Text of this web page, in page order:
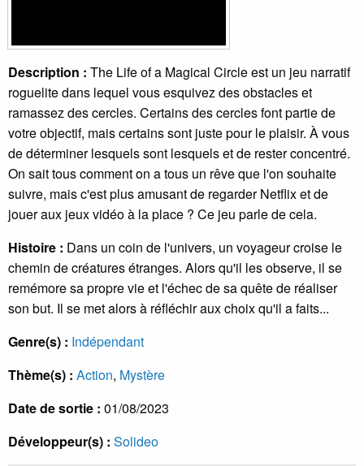
Description : The Life of a Magical Circle est un jeu narratif
roguelite dans lequel vous esquivez des obstacles et
ramassez des cercles. Certains des cercles font partie de
votre objectif, mais certains sont juste pour le plaisir. À vous
de déterminer lesquels sont lesquels et de rester concentré.
On sait tous comment on a tous un rêve que l'on souhaite
suivre, mais c'est plus amusant de regarder Netflix et de
jouer aux jeux vidéo à la place ? Ce jeu parle de cela.
Histoire : Dans un coin de l'univers, un voyageur croise le
chemin de créatures étranges. Alors qu'il les observe, il se
remémore sa propre vie et l'échec de sa quête de réaliser
son but. Il se met alors à réfléchir aux choix qu'il a faits...
Genre(s) : Indépendant
Thème(s) : Action, Mystère
Date de sortie : 01/08/2023
Développeur(s) : Solideo